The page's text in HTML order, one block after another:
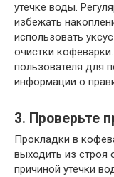
утечке воды.
избежать
использовать
очистки
пользователя для
информации о
3. Проверьте
Прокладки в
выходить из строя
причиной утечки